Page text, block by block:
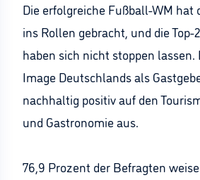
Die erfolgreiche Fußball-WM hat
ins Rollen gebracht, und die
haben sich nicht stoppen lassen.
Image Deutschlands als
nachhaltig positiv auf den
und Gastronomie aus.
76,9 Prozent der Befragten